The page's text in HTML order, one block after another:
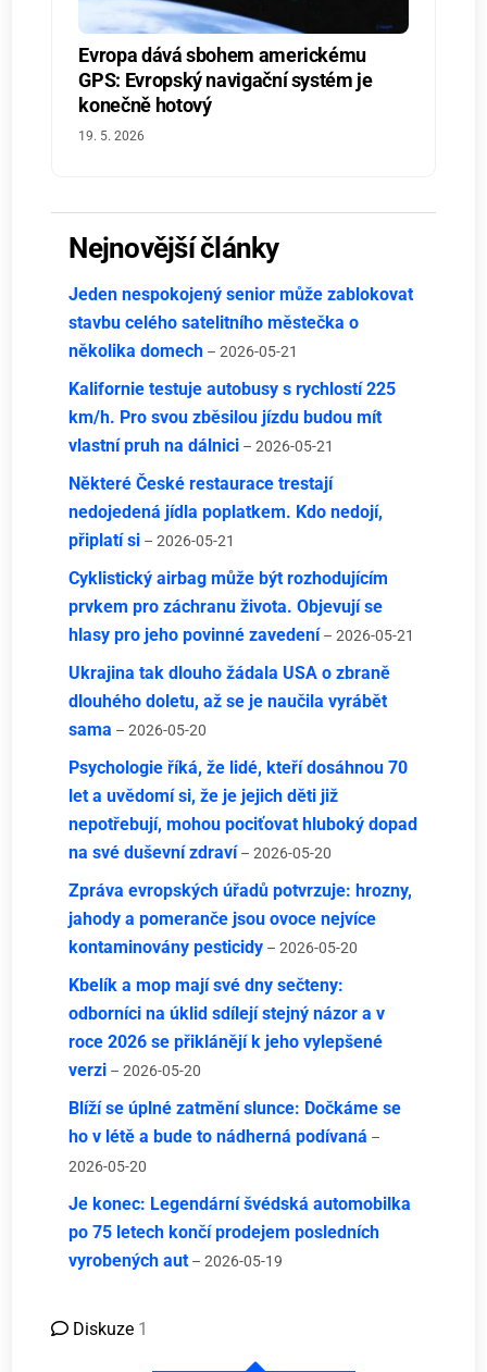
Evropa dává sbohem americkému
GPS: Evropský navigační systém je
konečně hotový
19. 5. 2026
Nejnovější články
Jeden nespokojený senior může zablokovat
stavbu celého satelitního městečka o
několika domech – 2026-05-21
Kalifornie testuje autobusy s rychlostí 225
km/h. Pro svou zběsilou jízdu budou mít
vlastní pruh na dálnici – 2026-05-21
Některé České restaurace trestají
nedojedená jídla poplatkem. Kdo nedojí,
připlatí si – 2026-05-21
Cyklistický airbag může být rozhodujícím
prvkem pro záchranu života. Objevují se
hlasy pro jeho povinné zavedení – 2026-05-21
Ukrajina tak dlouho žádala USA o zbraně
dlouhého doletu, až se je naučila vyrábět
sama – 2026-05-20
Psychologie říká, že lidé, kteří dosáhnou 70
let a uvědomí si, že je jejich děti již
nepotřebují, mohou pociťovat hluboký dopad
na své duševní zdraví – 2026-05-20
Zpráva evropských úřadů potvrzuje: hrozny,
jahody a pomeranče jsou ovoce nejvíce
kontaminovány pesticidy – 2026-05-20
Kbelík a mop mají své dny sečteny:
odborníci na úklid sdílejí stejný názor a v
roce 2026 se přiklánějí k jeho vylepšené
verzi – 2026-05-20
Blíží se úplné zatmění slunce: Dočkáme se
ho v létě a bude to nádherná podívaná –
2026-05-20
Je konec: Legendární švédská automobilka
po 75 letech končí prodejem posledních
vyrobených aut – 2026-05-19
Diskuze 1